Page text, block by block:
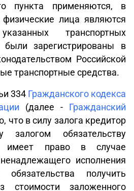
пункта применяются, в
лица являются
транспортных
зарегистрированы в
Российской
транспортные средства.
334 Гражданского кодекса
(далее - Гражданский
что в силу залога кредитор
залогом обязательству
имеет право в случае
исполнения
получить
стоимости заложенного